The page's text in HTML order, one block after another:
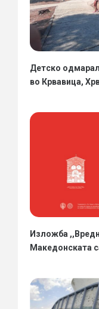
Детско
во Крвавица,
Изложба
Македонската